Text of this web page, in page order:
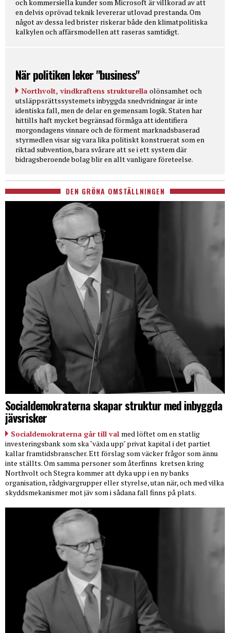
och kommersiella kunder som Microsoft är villkorad av att
en delvis oprövad teknik levererar utlovad prestanda. Om
något av dessa led brister riskerar både den klimatpolitiska
kalkylen och affärsmodellen att raseras samtidigt.
När politiken leker "business"
Northvolt, vindkraftens strukturella olönsamhet och
utsläppsrättssystemets inbyggda snedvridningar är inte
identiska fall, men de delar en gemensam logik. Staten har
hittills haft mycket begränsad förmåga att identifiera
morgondagens vinnare och de förment marknadsbaserad
styrmedlen visar sig vara lika politiskt konstruerat som en
riktad subvention, bara svårare att se i ett system där
bidragsberoende bolag blir en allt vanligare företeelse.
DEN GRÖNA OMSTÄLLNINGEN
Socialdemokraterna skapar struktur med inbyggda
jävsrisker
Socialdemokraterna går till val med löftet om en statlig
investeringsbank som ska "växla upp" privat kapital i det partiet
kallar framtidsbranscher. Ett förslag som väcker frågor som ännu
inte ställts. Om samma personer som återfinns kretsen kring
Northvolt och Stegra kommer att dyka upp i en ny banks
organisation, rådgivargrupper eller styrelse, utan när, och med vilka
skyddsmekanismer mot jäv som i sådana fall finns på plats.